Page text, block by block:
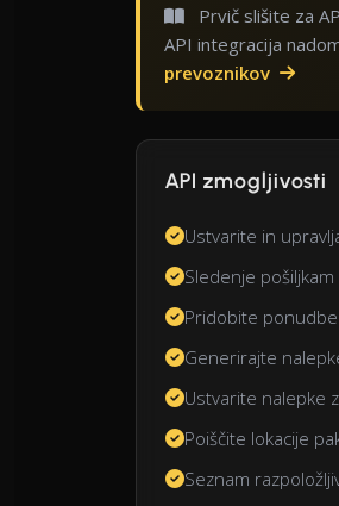
Prvič slišite za
API integracija
prevoznikov
API zmogljivosti
Ustvarite in
Sledenje
Pridobite
Generirajte
Ustvarite nalepke
Poiščite lokacije
Seznam